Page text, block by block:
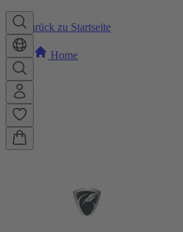
Zurück zu Startseite
Home